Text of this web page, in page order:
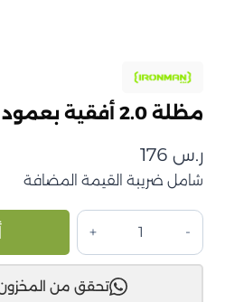
مظلة 2.0 أفقية بعمود خارجي
ر.س
شامل ضريبة القيمة المضافة
كمية
مظلة
2.0
تحقق من